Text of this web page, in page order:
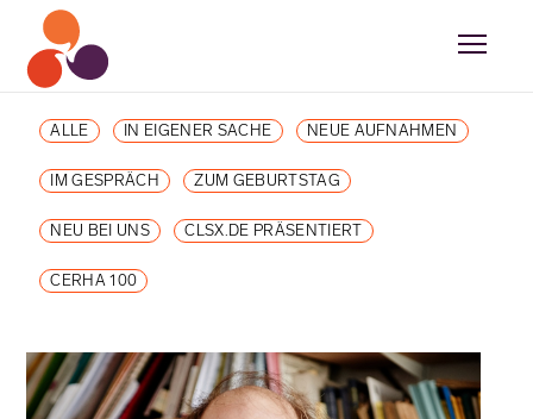
ALLE IN EIGENER SACHE NEUE AUFNAHMEN
IM GESPRÄCH ZUM GEBURTSTAG
NEU BEI UNS CLSX.DE PRÄSENTIERT
CERHA 100